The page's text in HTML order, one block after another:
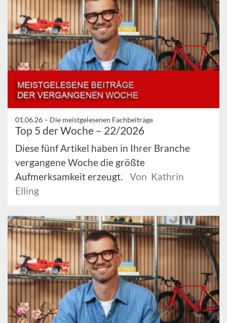
01.06.26 – Die meistgelesenen Fachbeiträge
Top 5 der Woche – 22/2026
Diese fünf Artikel haben in Ihrer Branche
vergangene Woche die größte
Aufmerksamkeit erzeugt.
Von Kathrin
Elling